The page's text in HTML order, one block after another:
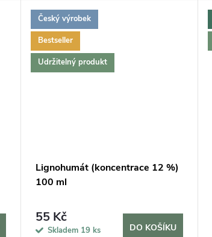
Český výrobek
Bestseller
Udržitelný produkt
Lignohumát (koncentrace 12 %)
100 ml
55 Kč
Skladem 19 ks DO KOŠÍKU